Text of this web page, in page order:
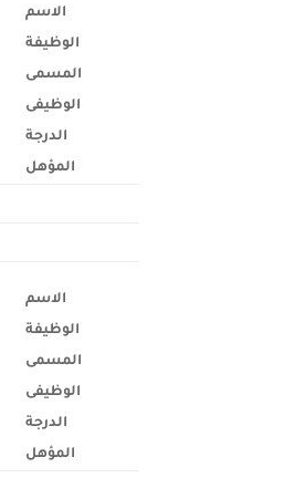
الاسم
الوظيفة
المسمى
الوظيفى
الدرجة
المؤهل
الاسم
الوظيفة
المسمى
الوظيفى
الدرجة
المؤهل